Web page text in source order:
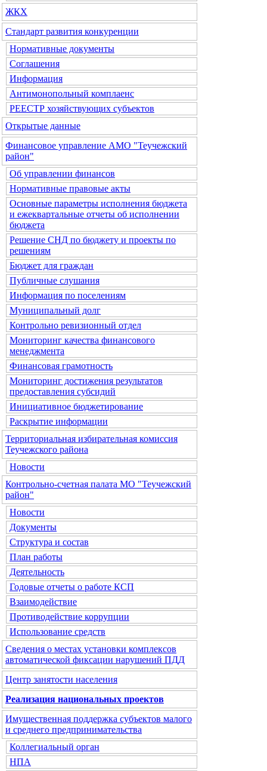
ЖКХ
Стандарт развития конкуренции
Нормативные документы
Соглашения
Информация
Антимонопольный комплаенс
РЕЕСТР хозяйствующих субъектов
Открытые данные
Финансовое управление АМО "Теучежский
район"
Об управлении финансов
Нормативные правовые акты
Основные параметры исполнения бюджета
и ежеквартальные отчеты об исполнении
бюджета
Решение СНД по бюджету и проекты по
решениям
Бюджет для граждан
Публичные слушания
Информация по поселениям
Муниципальный долг
Контрольно ревизионный отдел
Мониторинг качества финансового
менеджмента
Финансовая грамотность
Мониторинг достижения результатов
предоставления субсидий
Инициативное бюджетирование
Раскрытие информации
Территориальная избирательная комиссия
Теучежского района
Новости
Контрольно-счетная палата МО "Теучежский
район"
Новости
Документы
Структура и состав
План работы
Деятельность
Годовые отчеты о работе КСП
Взаимодействие
Противодействие коррупции
Использование средств
Сведения о местах установки комплексов
автоматической фиксации нарушений ПДД
Центр занятости населения
Реализация национальных проектов
Имущественная поддержка субъектов малого
и среднего предпринимательства
Коллегиальный орган
НПА